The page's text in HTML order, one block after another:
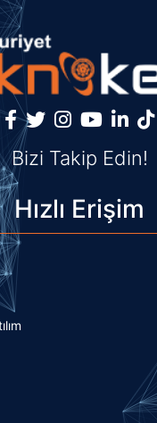
Bizi Takip Edin!
Hızlı Erişim